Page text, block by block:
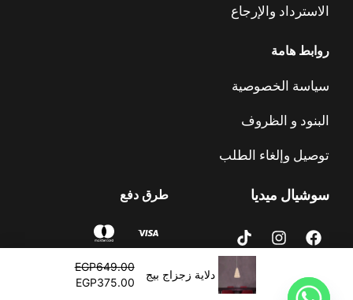
دلاية زجزاج بيج
EGP649.00
الأصلي
هو:
EGP375.00
الحالي
الاسترداد والإرجاع
روابط هامة
سياسة الخصوصية
البنود و الظروف
توصيل وإلغاء الطلب
سوشيال ميديا
a
c
b
n
s
i
k
t
o
طرق دفع
السجل الضريبي : © 2023 – Alrawdalighting | جميع الحقوق